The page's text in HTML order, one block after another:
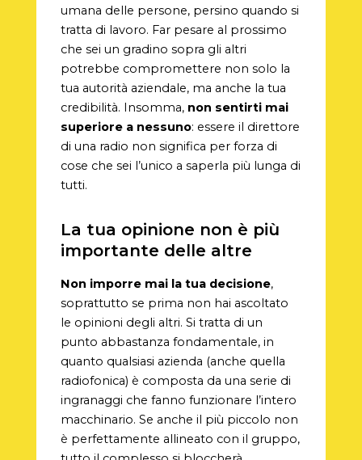
umana delle persone, persino quando si
tratta di lavoro. Far pesare al prossimo
che sei un gradino sopra gli altri
potrebbe compromettere non solo la
tua autorità aziendale, ma anche la tua
credibilità. Insomma, non sentirti mai
superiore a nessuno: essere il direttore
di una radio non significa per forza di
cose che sei l’unico a saperla più lunga di
tutti.
La tua opinione non è più
importante delle altre
Non imporre mai la tua decisione,
soprattutto se prima non hai ascoltato
le opinioni degli altri. Si tratta di un
punto abbastanza fondamentale, in
quanto qualsiasi azienda (anche quella
radiofonica) è composta da una serie di
ingranaggi che fanno funzionare l’intero
macchinario. Se anche il più piccolo non
è perfettamente allineato con il gruppo,